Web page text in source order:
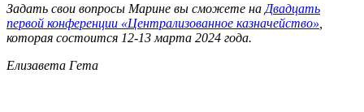
Задать свои вопросы Марине вы сможете на Двадцать
первой конференции «Централизованное казначейство»
которая состоится 12-13 марта 2024 года.
Елизавета Гета